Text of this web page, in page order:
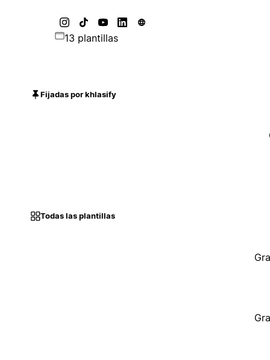
13 plantillas
Fijadas por khlasify
Todas las plantillas